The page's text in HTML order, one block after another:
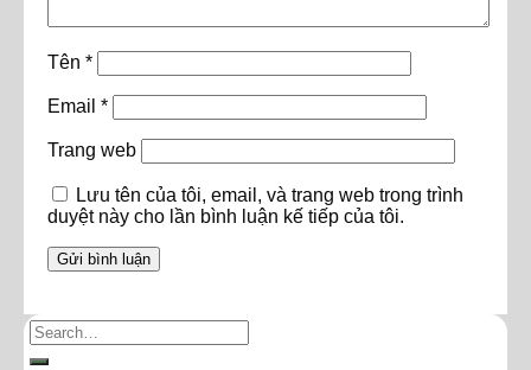
Tên *
Email *
Trang web
Lưu tên của tôi, email, và trang web trong trình
duyệt này cho lần bình luận kế tiếp của tôi.